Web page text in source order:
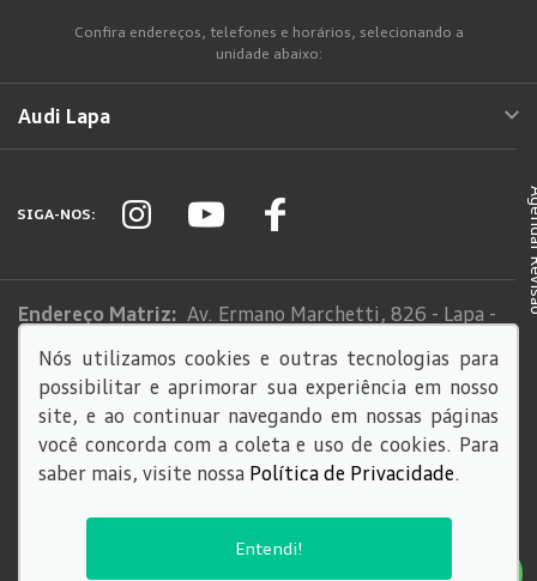
Confira endereços, telefones e horários, selecionando a
unidade abaixo:
Audi Lapa
SIGA-NOS:
Endereço Matriz: Av. Ermano Marchetti, 826 - Lapa -
Sistema de informações de Créditos (SCR)
Código de Conduta
Política de privacidade
Nós utilizamos cookies e outras tecnologias para
possibilitar e aprimorar sua experiência em nosso
site, e ao continuar navegando em nossas páginas
você concorda com a coleta e uso de cookies. Para
saber mais, visite nossa Política de Privacidade.
Entendi!